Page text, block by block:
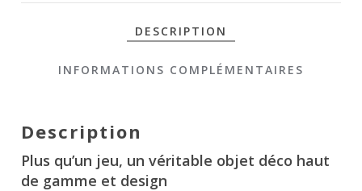
DESIGN
DESCRIPTION
INFORMATIONS COMPLÉMENTAIRES
Description
Plus qu’un jeu, un véritable objet déco haut
de gamme et design